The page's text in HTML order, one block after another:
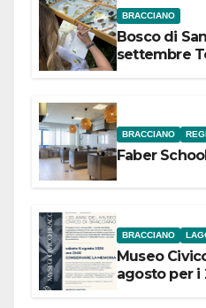
BRACCIANO
Bosco di
settembre
BRACCIANO
Faber
BRACCIANO
Museo
agosto per i